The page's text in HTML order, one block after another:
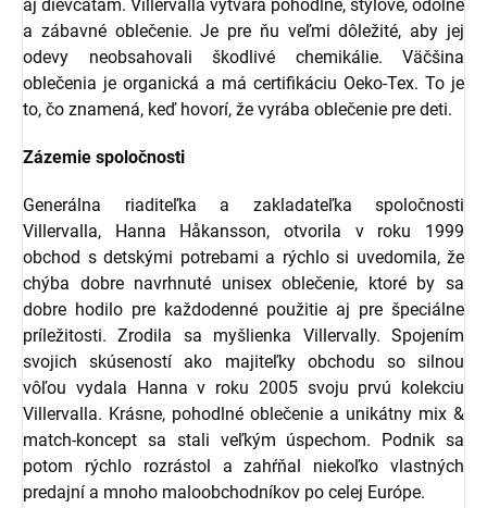
aj dievčatám. Villervalla vytvára pohodlné, štýlové, odolné
a zábavné oblečenie. Je pre ňu veľmi dôležité, aby jej
odevy neobsahovali škodlivé chemikálie. Väčšina
oblečenia je organická a má certifikáciu Oeko-Tex. To je
to, čo znamená, keď hovorí, že vyrába oblečenie pre deti.
Zázemie spoločnosti
Generálna riaditeľka a zakladateľka spoločnosti
Villervalla, Hanna Håkansson, otvorila v roku 1999
obchod s detskými potrebami a rýchlo si uvedomila, že
chýba dobre navrhnuté unisex oblečenie, ktoré by sa
dobre hodilo pre každodenné použitie aj pre špeciálne
príležitosti. Zrodila sa myšlienka Villervally. Spojením
svojich skúseností ako majiteľky obchodu so silnou
vôľou vydala Hanna v roku 2005 svoju prvú kolekciu
Villervalla. Krásne, pohodlné oblečenie a unikátny mix &
match-koncept sa stali veľkým úspechom. Podnik sa
potom rýchlo rozrástol a zahŕňal niekoľko vlastných
predajní a mnoho maloobchodníkov po celej Európe.